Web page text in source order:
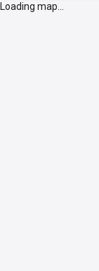
Loading map...